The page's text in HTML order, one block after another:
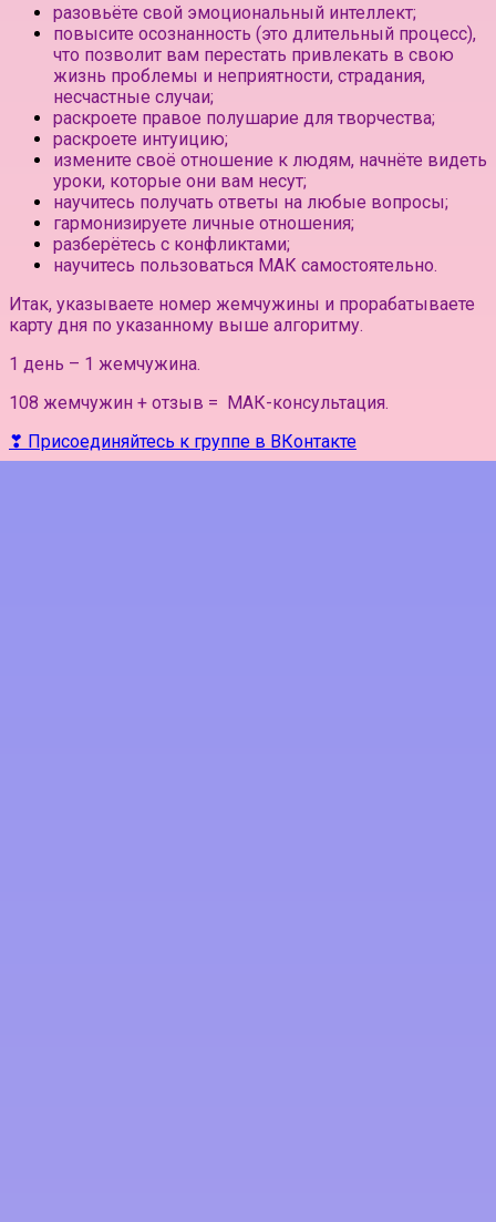
разовьёте свой эмоциональный интеллект;
повысите осознанность (это длительный процесс),
что позволит вам перестать привлекать в свою
жизнь проблемы и неприятности, страдания,
несчастные случаи;
раскроете правое полушарие для творчества;
раскроете интуицию;
измените своё отношение к людям, начнёте видеть
уроки, которые они вам несут;
научитесь получать ответы на любые вопросы;
гармонизируете личные отношения;
разберётесь с конфликтами;
научитесь пользоваться МАК самостоятельно.
Итак, указываете номер жемчужины и прорабатываете
карту дня по указанному выше алгоритму.
1 день – 1 жемчужина.
108 жемчужин + отзыв = МАК-консультация.
❣ Присоединяйтесь к группе в ВКонтакте